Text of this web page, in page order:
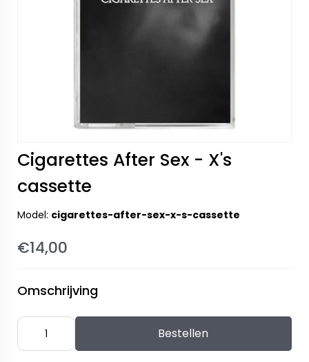
Cigarettes After Sex - X's
cassette
Model: cigarettes-after-sex-x-s-cassette
€14,00
Omschrijving
Bestellen